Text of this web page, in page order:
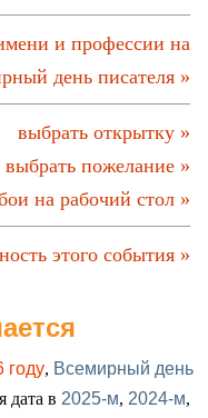
и профессии на
день писателя »
выбрать открытку »
выбрать пожелание »
на рабочий стол »
этого события »
году, Всемирный день
дата в 2025-м, 2024-м,